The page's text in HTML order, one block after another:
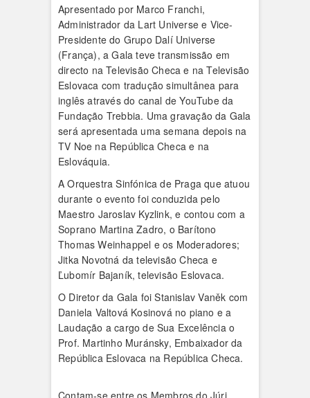
Apresentado por Marco Franchi,
Administrador da Lart Universe e Vice-
Presidente do Grupo Dalí Universe
(França), a Gala teve transmissão em
directo na Televisão Checa e na Televisão
Eslovaca com tradução simultânea para
inglês através do canal de YouTube da
Fundação Trebbia. Uma gravação da Gala
será apresentada uma semana depois na
TV Noe na República Checa e na
Eslováquia.
A Orquestra Sinfónica de Praga que atuou
durante o evento foi conduzida pelo
Maestro Jaroslav Kyzlink, e contou com a
Soprano Martina Zadro, o Barítono
Thomas Weinhappel e os Moderadores;
Jitka Novotná da televisão Checa e
Ľubomír Bajaník, televisão Eslovaca.
O Diretor da Gala foi Stanislav Vaněk com
Daniela Valtová Kosinová no piano e a
Laudação a cargo de Sua Excelência o
Prof. Martinho Muránsky, Embaixador da
República Eslovaca na República Checa.
Contam-se entre os Membros do Júri